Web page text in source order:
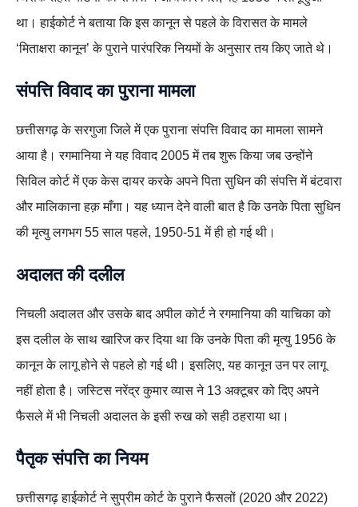
था। हाईकोर्ट ने बताया कि इस कानून से पहले के विरासत के मामले
‘मिताक्षरा कानून’ के पुराने पारंपरिक नियमों के अनुसार तय किए जाते थे।
संपत्ति विवाद का पुराना मामला
छत्तीसगढ़ के सरगुजा जिले में एक पुराना संपत्ति विवाद का मामला सामने
आया है। रगमानिया ने यह विवाद 2005 में तब शुरू किया जब उन्होंने
सिविल कोर्ट में एक केस दायर करके अपने पिता सुधिन की संपत्ति में बंटवारा
और मालिकाना हक़ माँगा। यह ध्यान देने वाली बात है कि उनके पिता सुधिन
की मृत्यु लगभग 55 साल पहले, 1950-51 में ही हो गई थी।
अदालत की दलील
निचली अदालत और उसके बाद अपील कोर्ट ने रगमानिया की याचिका को
इस दलील के साथ खारिज कर दिया था कि उनके पिता की मृत्यु 1956 के
कानून के लागू होने से पहले हो गई थी। इसलिए, यह कानून उन पर लागू
नहीं होता है। जस्टिस नरेंद्र कुमार व्यास ने 13 अक्टूबर को दिए अपने
फैसले में भी निचली अदालत के इसी रुख को सही ठहराया था।
पैतृक संपत्ति का नियम
छत्तीसगढ़ हाईकोर्ट ने सुप्रीम कोर्ट के पुराने फैसलों (2020 और 2022)